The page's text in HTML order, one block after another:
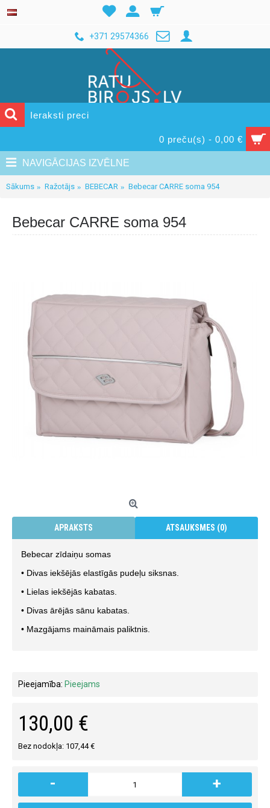
+371 29574366
0 preču(s) - 0,00 €
NAVIGĀCIJAS IZVĒLNE
Sākums Ražotājs BEBECAR Bebecar CARRE soma 954
Bebecar CARRE soma 954
APRAKSTS ATSAUKSMES (0)
Bebecar zīdaiņu somas
• Divas iekšējās elastīgās pudeļu siksnas.
• Lielas iekšējās kabatas.
• Divas ārējās sānu kabatas.
• Mazgājams maināmais paliktnis.
Pieejamība: Pieejams
130,00 €
Bez nodokļa: 107,44 €
- +